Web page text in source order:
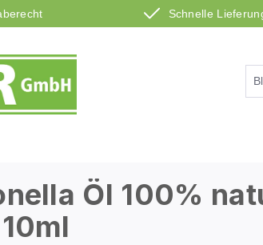
Schnelle
Öl 100%